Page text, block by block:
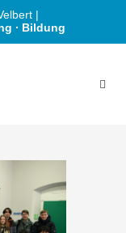
|
∙ Bildung